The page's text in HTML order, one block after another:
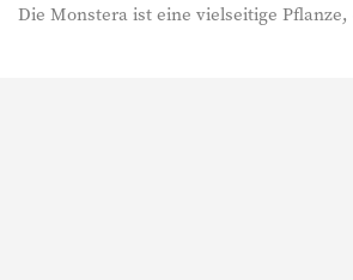
Die Monstera ist eine vielseitige